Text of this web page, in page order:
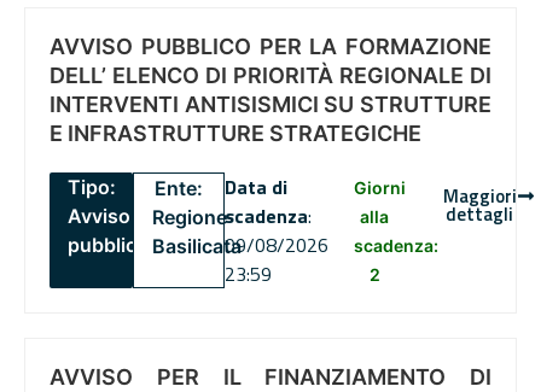
AVVISO PUBBLICO PER LA FORMAZIONE
DELL’ ELENCO DI PRIORITÀ REGIONALE DI
INTERVENTI ANTISISMICI SU STRUTTURE
E INFRASTRUTTURE STRATEGICHE
Tipo:
Avviso
pubblico
Ente:
Regione
Basilicata
Data di
scadenza:
09/08/2026
23:59
Giorni
alla
scadenza:
2
Maggiori
dettagli
AVVISO PER IL FINANZIAMENTO DI